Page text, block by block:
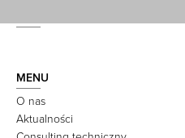
MENU
O nas
Aktualności